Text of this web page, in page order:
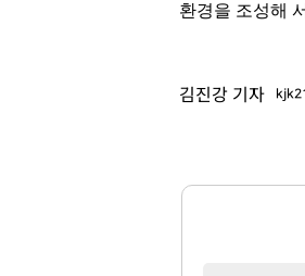
정동원
건물
환경을 조성해
김진강 기자